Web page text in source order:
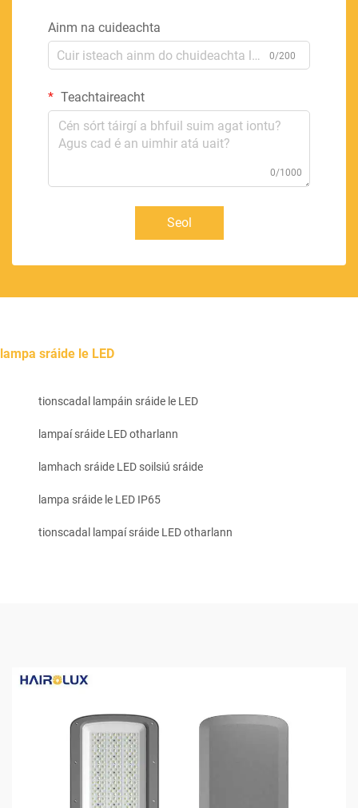
Ainm na cuideachta
0/200
Teachtaireacht
0/1000
Seol
lampa sráide le LED
tionscadal lampáin sráide le LED
lampaí sráide LED otharlann
lamhach sráide LED soilsiú sráide
lampa sráide le LED IP65
tionscadal lampaí sráide LED otharlann